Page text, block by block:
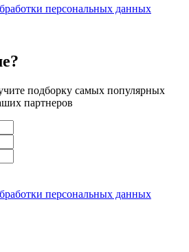
персональных данных
подборку самых популярных
партнеров
персональных данных